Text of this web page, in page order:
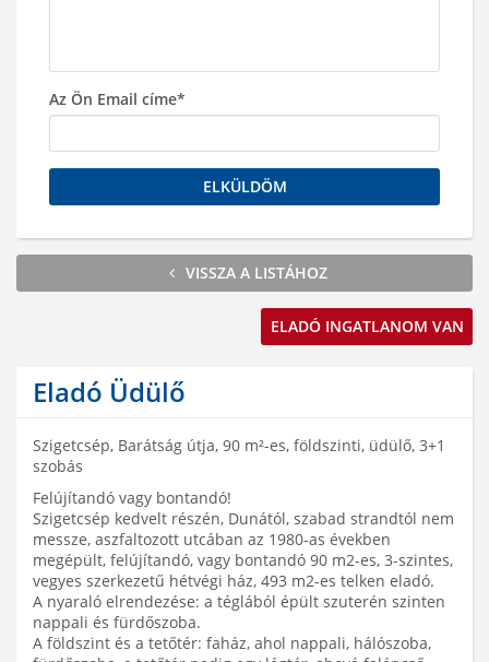
Az Ön Email címe*
ELKÜLDÖM
VISSZA A LISTÁHOZ
ELADÓ INGATLANOM VAN
Eladó Üdülő
Szigetcsép, Barátság útja, 90 m²-es, földszinti, üdülő, 3+1
szobás
Felújítandó vagy bontandó!
Szigetcsép kedvelt részén, Dunától, szabad strandtól nem
messze, aszfaltozott utcában az 1980-as években
megépült, felújítandó, vagy bontandó 90 m2-es, 3-szintes,
vegyes szerkezetű hétvégi ház, 493 m2-es telken eladó.
A nyaraló elrendezése: a téglából épült szuterén szinten
nappali és fürdőszoba.
A földszint és a tetőtér: faház, ahol nappali, hálószoba,